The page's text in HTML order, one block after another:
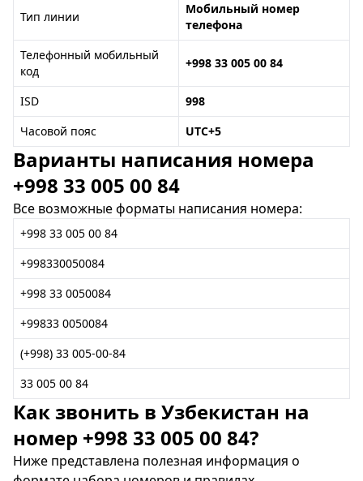
Тип линии
Мобильный номер
телефона
Телефонный мобильный
код
+998 33 005 00 84
ISD
998
Часовой пояс
UTC+5
Варианты написания номера
+998 33 005 00 84
Все возможные форматы написания номера:
+998 33 005 00 84
+998330050084
+998 33 0050084
+99833 0050084
(+998) 33 005-00-84
33 005 00 84
Как звонить в Узбекистан на
номер +998 33 005 00 84?
Ниже представлена полезная информация о